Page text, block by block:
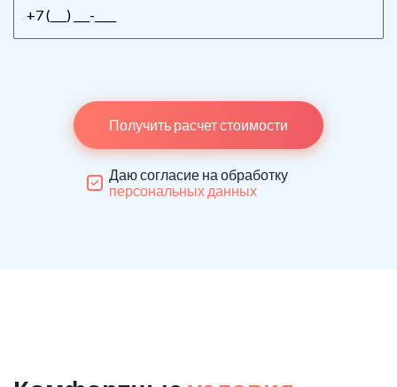
Получить расчет стоимости
Даю согласие на обработку
персональных данных